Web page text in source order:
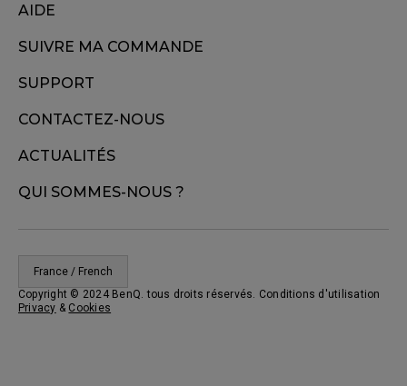
AIDE
SUIVRE MA COMMANDE
SUPPORT
CONTACTEZ-NOUS
ACTUALITÉS
QUI SOMMES-NOUS ?
France / French
Copyright © 2024 BenQ. tous droits réservés. Conditions d'utilisation
Privacy & Cookies